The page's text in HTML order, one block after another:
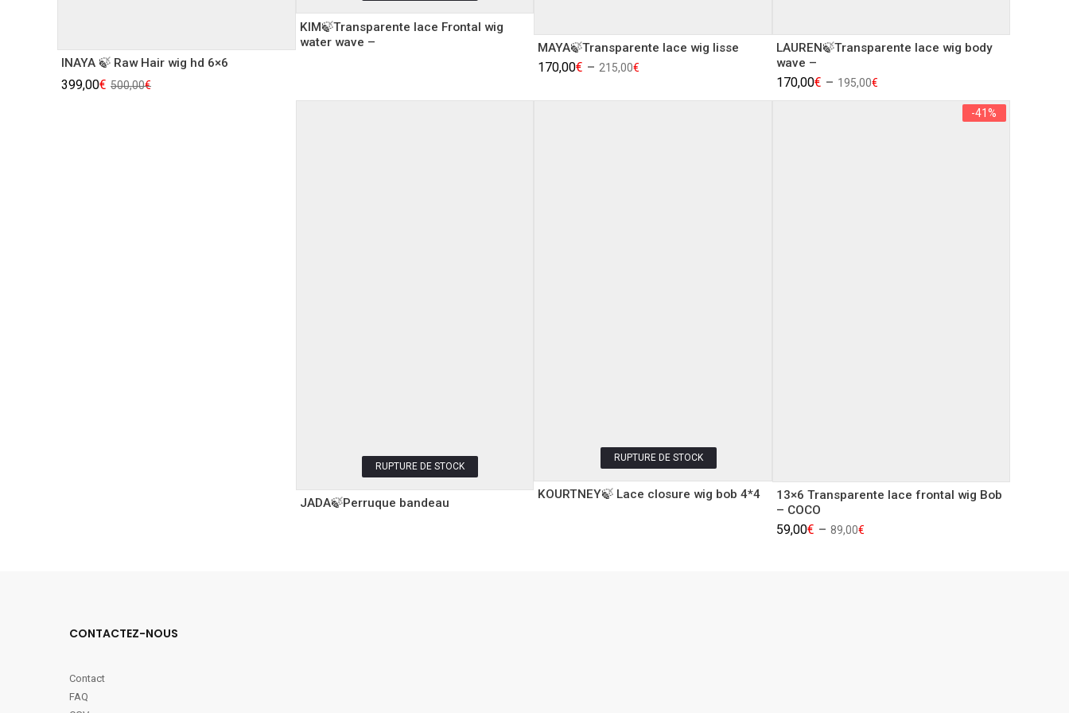
INAYA 🍃 Raw Hair wig hd 6×6
500,00€
Le
prix
399,00€
Le
prix
KIM🍃Transparente lace Frontal wig
water wave –
MAYA🍃Transparente lace wig lisse
170,00€ – 215,00€
LAUREN🍃Transparente lace wig body
wave –
170,00€ – 195,00€
RUPTURE DE STOCK
JADA🍃Perruque bandeau
RUPTURE DE STOCK
KOURTNEY🍃 Lace closure wig bob 4*4
-41%
13×6 Transparente lace frontal wig Bob
– COCO
59,00€ – 89,00€
CONTACTEZ-NOUS
Contact
FAQ